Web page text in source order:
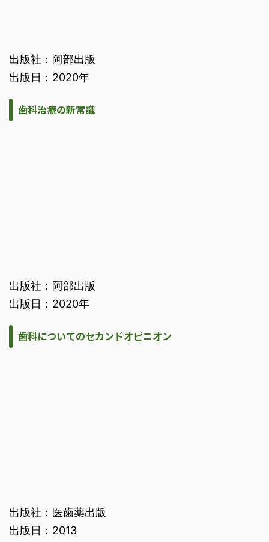
出版社：阿部出版
出版日：2020年
歯科治療の新常識
出版社：阿部出版
出版日：2020年
歯科についてのセカンドオピニオン
出版社：医歯薬出版
出版日：2013